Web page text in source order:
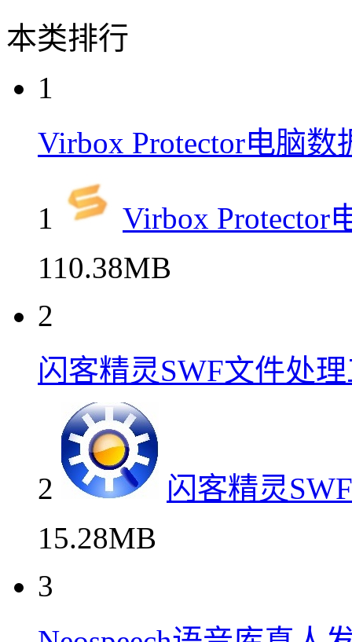
本类排行
1
Virbox Protector电脑
1
Virbox Protector
110.38MB
2
闪客精灵SWF文件处
2
闪客精灵
15.28MB
3